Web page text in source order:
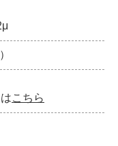
こちら